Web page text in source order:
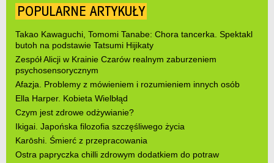
POPULARNE ARTYKUŁY
Takao Kawaguchi, Tomomi Tanabe: Chora tancerka. Spektakl
butoh na podstawie Tatsumi Hijikaty
Zespół Alicji w Krainie Czarów realnym zaburzeniem
psychosensorycznym
Afazja. Problemy z mówieniem i rozumieniem innych osób
Ella Harper. Kobieta Wielbłąd
Czym jest zdrowe odżywianie?
Ikigai. Japońska filozofia szczęśliwego życia
Karōshi. Śmierć z przepracowania
Ostra papryczka chilli zdrowym dodatkiem do potraw